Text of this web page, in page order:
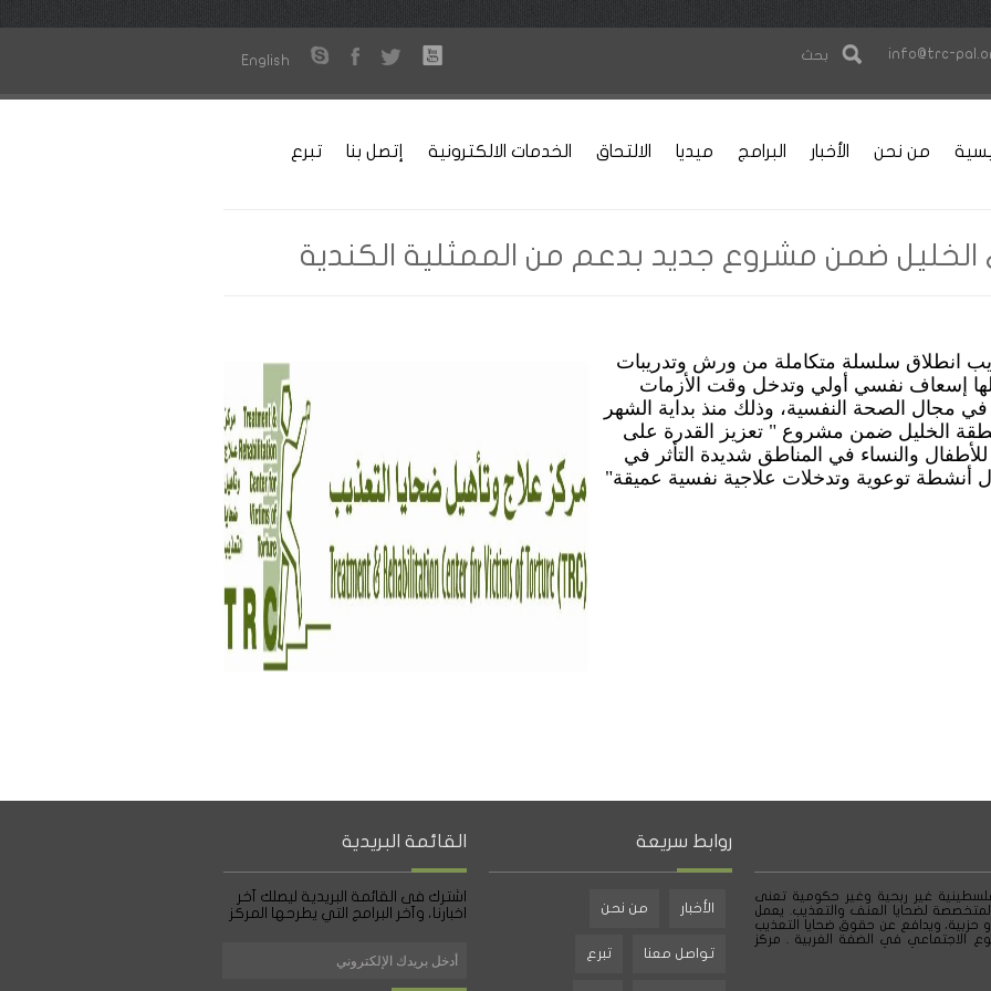
info@trc- بحث English
من نحن الأخبار البرامج ميديا الالتحاق الخدمات الالكترونية إتصل بنا تبرع
ضمن مشروع جديد بدعم من الممثلية الكندية
انطلاق سلسلة متكاملة من ورش وتدريبات
إسعاف نفسي أولي وتدخل وقت الأزمات
مجال الصحة النفسية، وذلك منذ بداية الشهر
الخليل ضمن مشروع " تعزيز القدرة على
والنساء في المناطق شديدة التأثر في
أنشطة توعوية وتدخلات علاجية نفسية عميقة"
غير ربحية وغير حكومية تعنى
لضحايا العنف والتعذيب. يعمل
حزبية، ويدافع عن حقوق ضحايا التعذيب
الاجتماعي في الضفة الغربية . مركز
روابط سريعة
الأخبار من نحن
تواصل معنا تبرع
القائمة البريدية
اشترك فى القائمة البريدية ليصلك آخر
اخبارنا، وآخر البرامج التي يطرحها المركز